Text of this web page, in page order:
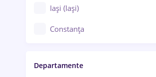
Iași (Iași)
Constanța
Brașov
Departamente